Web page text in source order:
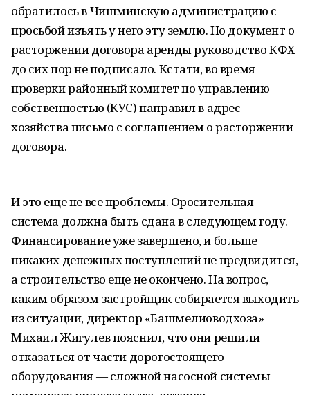
обратилось в Чишминскую администрацию с
просьбой изъять у него эту землю. Но документ о
расторжении договора аренды руководство КФХ
до сих пор не подписало. Кстати, во время
проверки районный комитет по управлению
собственностью (КУС) направил в адрес
хозяйства письмо с соглашением о расторжении
договора.
И это еще не все проблемы. Оросительная
система должна быть сдана в следующем году.
Финансирование уже завершено, и больше
никаких денежных поступлений не предвидится,
а строительство еще не окончено. На вопрос,
каким образом застройщик собирается выходить
из ситуации, директор «Башмелиоводхоза»
Михаил Жигулев пояснил, что они решили
отказаться от части дорогостоящего
оборудования — сложной насосной системы